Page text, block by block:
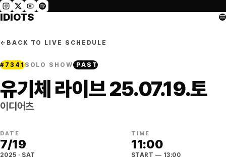
IDIOTS
← BACK TO LIVE SCHEDULE
# 7341SOLO SHOW PAST
유기체 라이브 25.07.19.토
이디어츠
DATE
7/19
2025 · SAT
TIME
11:00
START — 13:00